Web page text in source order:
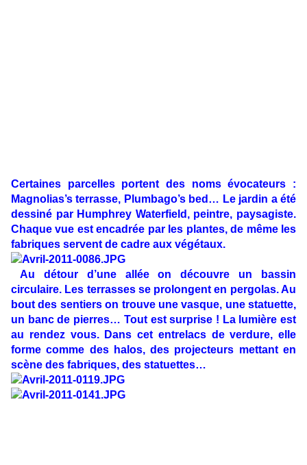
Certaines parcelles portent des noms évocateurs :
Magnolias’s terrasse, Plumbago’s bed… Le jardin a été
dessiné par Humphrey Waterfield, peintre, paysagiste.
Chaque vue est encadrée par les plantes, de même les
fabriques servent de cadre aux végétaux.
Au détour d’une allée on découvre un bassin
circulaire. Les terrasses se prolongent en pergolas. Au
bout des sentiers on trouve une vasque, une statuette,
un banc de pierres… Tout est surprise ! La lumière est
au rendez vous. Dans cet entrelacs de verdure, elle
forme comme des halos, des projecteurs mettant en
scène des fabriques, des statuettes…